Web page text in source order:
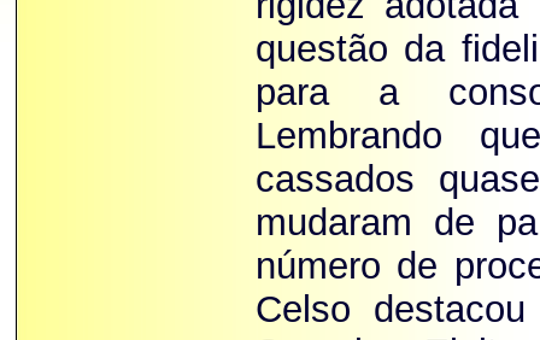
questão da
para a
Lembrando
cassados
mudaram de
número de
Celso